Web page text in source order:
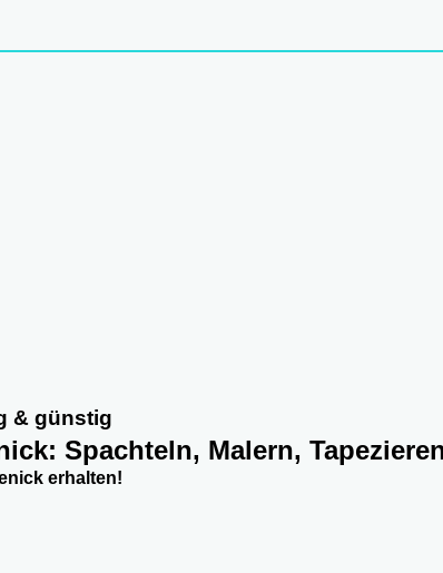
& günstig
Spachteln, Malern,
erhalten!